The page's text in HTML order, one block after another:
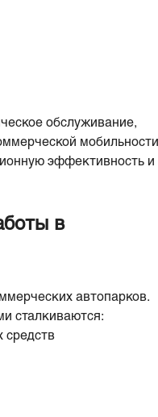
обслуживание,
мобильности
эффективность и
в
автопарков.
сталкиваются:
средств